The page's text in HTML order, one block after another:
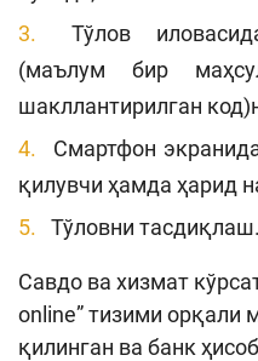
Тўлов
(маълум бир
шакллантирилган
Смартфон
қилувчи ҳамда ҳарид
Тўловни тасдиқлаш.
Cавдо ва хизмат
online” тизими орқали
қилинган ва банк